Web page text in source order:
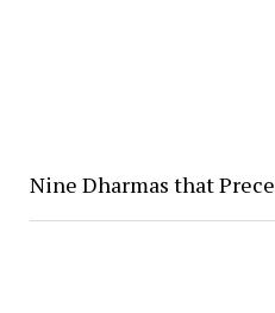
Nine Dharmas that